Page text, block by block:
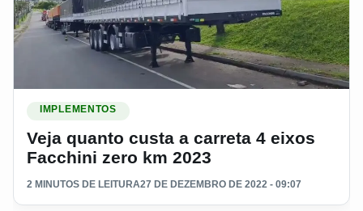
IMPLEMENTOS
Veja quanto custa a carreta 4 eixos
Facchini zero km 2023
2 MINUTOS DE LEITURA27 DE DEZEMBRO DE 2022 - 09:07